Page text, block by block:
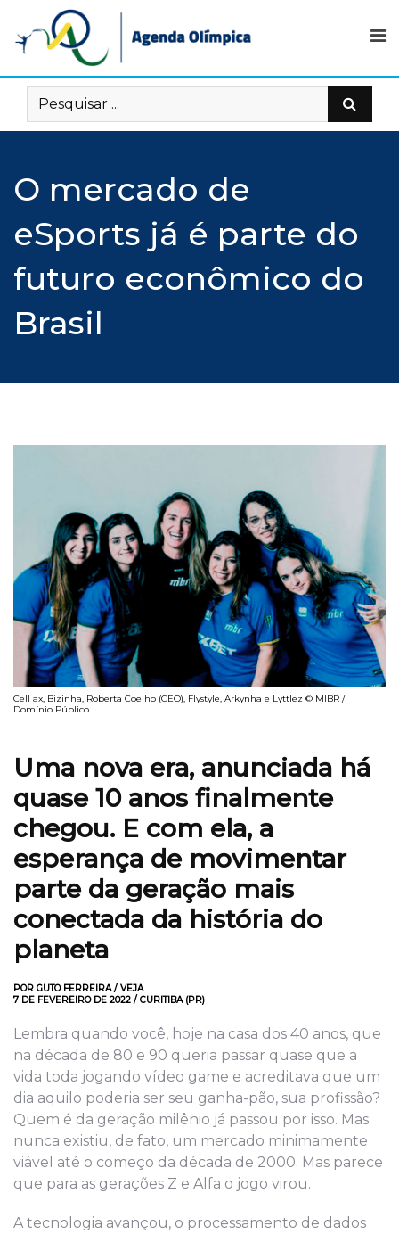
content
O mercado de
eSports já é parte do
futuro econômico do
Brasil
Cell ax, Bizinha, Roberta Coelho (CEO), Flystyle, Arkynha e Lyttlez © MIBR /
Domínio Público
Uma nova era, anunciada há
quase 10 anos finalmente
chegou. E com ela, a
esperança de movimentar
parte da geração mais
conectada da história do
planeta
POR GUTO FERREIRA / VEJA
7 DE FEVEREIRO DE 2022 / CURITIBA (PR)
Lembra quando você, hoje na casa dos 40 anos, que
na década de 80 e 90 queria passar quase que a
vida toda jogando vídeo game e acreditava que um
dia aquilo poderia ser seu ganha-pão, sua profissão?
Quem é da geração milênio já passou por isso. Mas
nunca existiu, de fato, um mercado minimamente
viável até o começo da década de 2000. Mas parece
que para as gerações Z e Alfa o jogo virou.
A tecnologia avançou, o processamento de dados